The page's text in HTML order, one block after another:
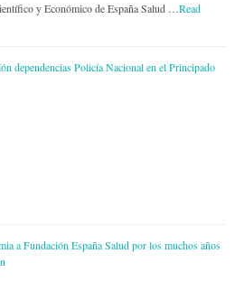
y Económico de España Salud … Read
dependencias Policía Nacional en el Principado
a Fundación España Salud por los muchos años